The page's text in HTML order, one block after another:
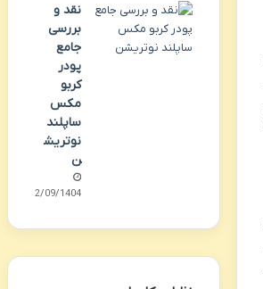
نقد و
بررسی
جامع
پودر
کربو
مکس
ساپلند
نوتریش
ن
22/09/1404